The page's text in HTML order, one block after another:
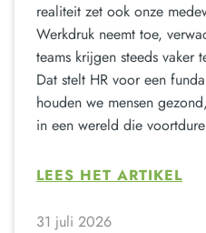
realiteit zet ook onze
Werkdruk neemt toe,
teams krijgen steeds vaker
Dat stelt HR voor een
houden we mensen
in een wereld die
LEES HET ARTIKEL
31 juli 2026